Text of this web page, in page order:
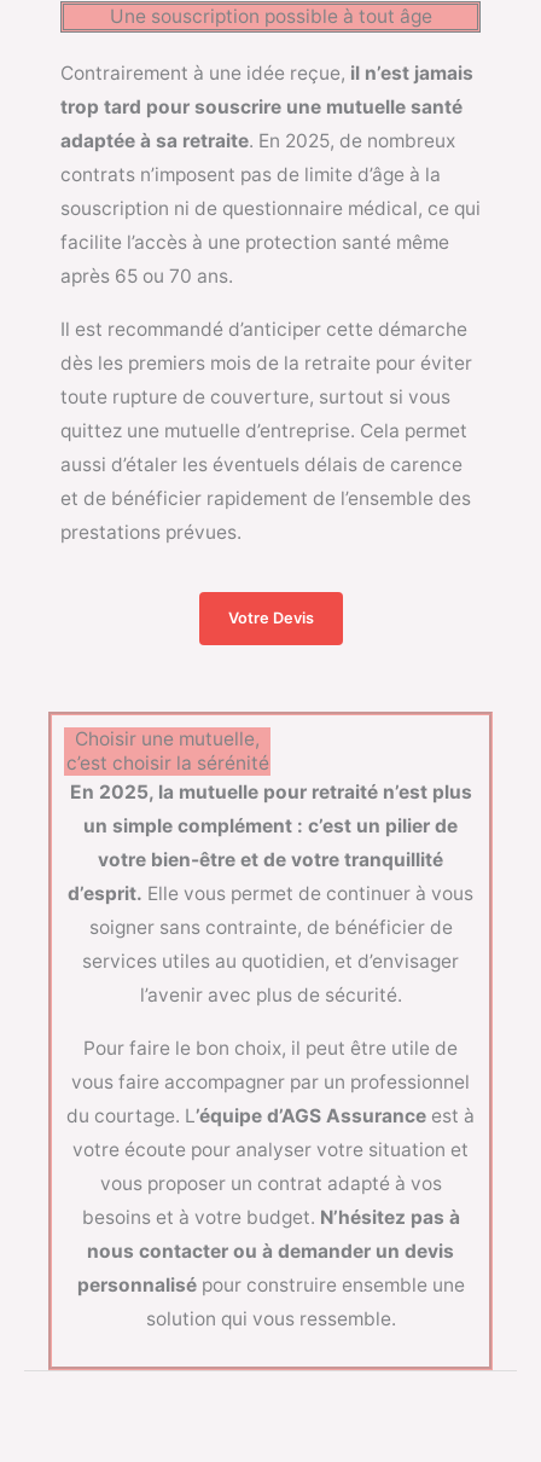
Une souscription possible à tout âge
Contrairement à une idée reçue, il n’est jamais
trop tard pour souscrire une mutuelle santé
adaptée à sa retraite. En 2025, de nombreux
contrats n’imposent pas de limite d’âge à la
souscription ni de questionnaire médical, ce qui
facilite l’accès à une protection santé même
après 65 ou 70 ans.
Il est recommandé d’anticiper cette démarche
dès les premiers mois de la retraite pour éviter
toute rupture de couverture, surtout si vous
quittez une mutuelle d’entreprise. Cela permet
aussi d’étaler les éventuels délais de carence
et de bénéficier rapidement de l’ensemble des
prestations prévues.
Votre Devis
Choisir une mutuelle,
c’est choisir la sérénité
En 2025, la mutuelle pour retraité n’est plus
un simple complément : c’est un pilier de
votre bien-être et de votre tranquillité
d’esprit. Elle vous permet de continuer à vous
soigner sans contrainte, de bénéficier de
services utiles au quotidien, et d’envisager
l’avenir avec plus de sécurité.
Pour faire le bon choix, il peut être utile de
vous faire accompagner par un professionnel
du courtage. L’équipe d’AGS Assurance est à
votre écoute pour analyser votre situation et
vous proposer un contrat adapté à vos
besoins et à votre budget. N’hésitez pas à
nous contacter ou à demander un devis
personnalisépour construire ensemble une
solution qui vous ressemble.